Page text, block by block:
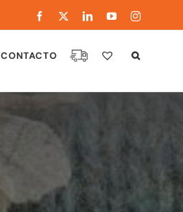
Facebook LinkedInYouTubeInstagram
CONTACTO